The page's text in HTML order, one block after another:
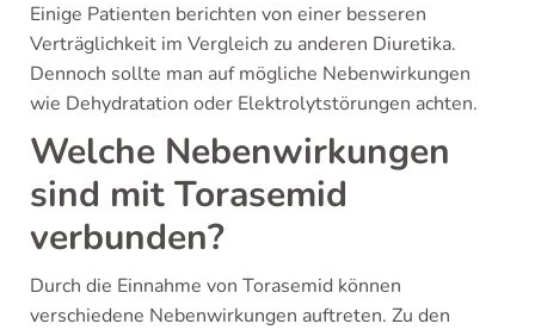
Einige Patienten berichten von einer besseren
Verträglichkeit im Vergleich zu anderen Diuretika.
Dennoch sollte man auf mögliche Nebenwirkungen
wie Dehydratation oder Elektrolytstörungen achten.
Welche Nebenwirkungen
sind mit Torasemid
verbunden?
Durch die Einnahme von Torasemid können
verschiedene Nebenwirkungen auftreten. Zu den